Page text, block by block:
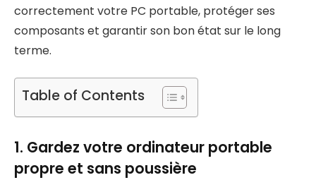
correctement votre PC portable, protéger ses
composants et garantir son bon état sur le long
terme.
Table of Contents
1. Gardez votre ordinateur portable
propre et sans poussière